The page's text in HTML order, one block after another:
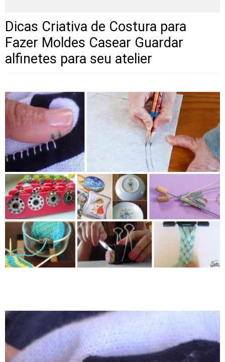
Dicas Criativa de Costura para
Fazer Moldes Casear Guardar
alfinetes para seu atelier